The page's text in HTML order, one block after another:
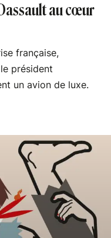
au cœur
française,
président
un avion de luxe.